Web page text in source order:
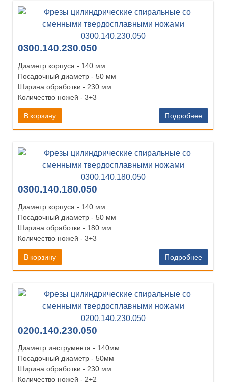
0300.140.230.050
Диаметр корпуса - 140 мм
Посадочный диаметр - 50 мм
Ширина обработки - 230 мм
Количество ножей - 3+3
В корзину Подробнее
0300.140.180.050
Диаметр корпуса - 140 мм
Посадочный диаметр - 50 мм
Ширина обработки - 180 мм
Количество ножей - 3+3
В корзину Подробнее
0200.140.230.050
Диаметр инструмента - 140мм
Посадочный диаметр - 50мм
Ширина обработки - 230 мм
Количество ножей - 2+2